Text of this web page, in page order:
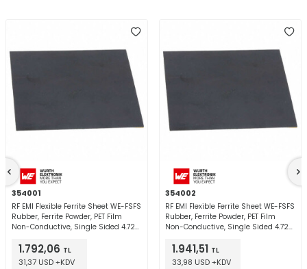
354001
RF EMI Flexible Ferrite Sheet WE-FSFS
Rubber, Ferrite Powder, PET Film
Non-Conductive, Single Sided 4.724"
0.007" (0.18mm)
1.792,06 TL
31,37 USD +KDV
354002
RF EMI Flexible Ferrite Sheet WE-FSFS
Rubber, Ferrite Powder, PET Film
Non-Conductive, Single Sided 4.724"
0.007" (0.18mm)
1.941,51 TL
33,98 USD +KDV